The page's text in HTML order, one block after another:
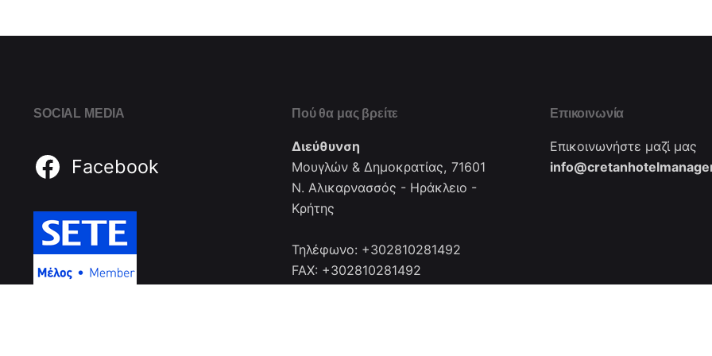
SOCIAL MEDIA
Facebook
Πού θα μας βρείτε
Διεύθυνση
Μουγλών & Δημοκρατίας, 71601
Ν. Αλικαρνασσός - Ηράκλειο -
Κρήτης
Τηλέφωνο: +302810281492
FAX: +302810281492
Επικοινωνία
Επικοινωνήστε μαζί μας